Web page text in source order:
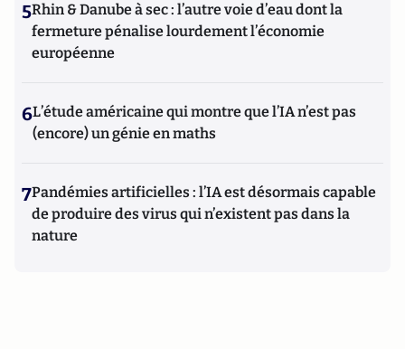
5Rhin & Danube à sec : l’autre voie d’eau dont la
fermeture pénalise lourdement l’économie
européenne
6L’étude américaine qui montre que l’IA n’est pas
(encore) un génie en maths
7Pandémies artificielles : l’IA est désormais capable
de produire des virus qui n’existent pas dans la
nature